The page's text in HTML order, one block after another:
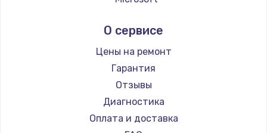
Ремонт ноутбуков Predator
Ремонт ноутбуков iru
Ремонт ноутбуков Machenike
Ремонт ноутбуков DEXP
Ремонт ноутбуков Teclast
Ремонт ноутбуков CHUWI
Ремонт ноутбуков Colorful
Aquarius
Gigabyte
Aorus
Maibenben
Getac
Epson
О сервисе
Цены на ремонт
Гарантия
Отзывы
Диагностика
Оплата и доставка